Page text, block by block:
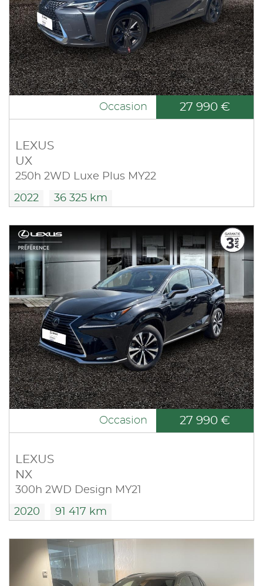
Occasion 27 990 €
LEXUS
UX
250h 2WD Luxe Plus MY22
2022 36 325 km
Occasion 27 990 €
LEXUS
NX
300h 2WD Design MY21
2020 91 417 km